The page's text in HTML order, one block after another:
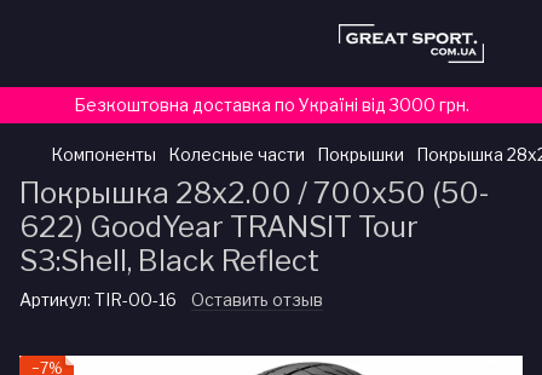
Безкоштовна доставка по Україні від 3000 грн.
Компоненты Колесные части Покрышки Покрышка
Покрышка 28x2.00 / 700x50 (50-
622) GoodYear TRANSIT Tour
S3:Shell, Black Reflect
Артикул: TIR-00-16 Оставить отзыв
−7%